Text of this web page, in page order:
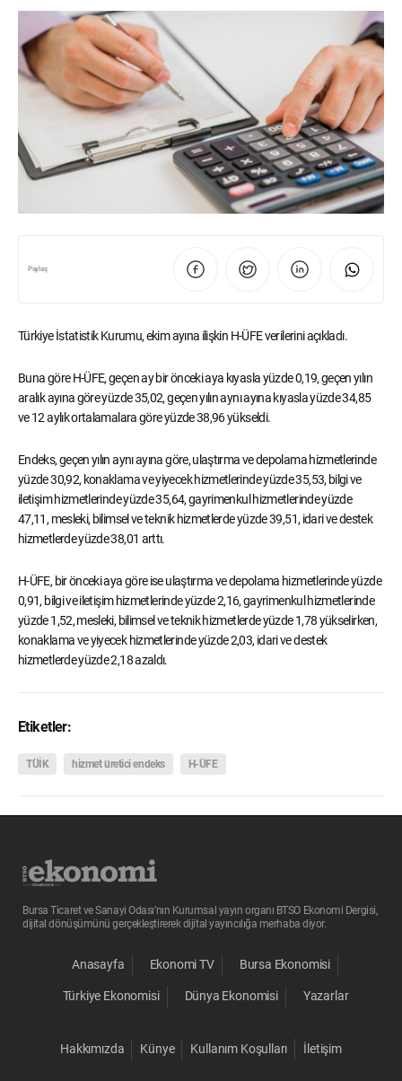
Paylaş
Türkiye İstatistik Kurumu, ekim ayına ilişkin H-ÜFE verilerini açıkladı.
Buna göre H-ÜFE, geçen ay bir önceki aya kıyasla yüzde 0,19, geçen yılın
aralık ayına göre yüzde 35,02, geçen yılın aynı ayına kıyasla yüzde 34,85
ve 12 aylık ortalamalara göre yüzde 38,96 yükseldi.
Endeks, geçen yılın aynı ayına göre, ulaştırma ve depolama hizmetlerinde
yüzde 30,92, konaklama ve yiyecek hizmetlerinde yüzde 35,53, bilgi ve
iletişim hizmetlerinde yüzde 35,64, gayrimenkul hizmetlerinde yüzde
47,11, mesleki, bilimsel ve teknik hizmetlerde yüzde 39,51, idari ve destek
hizmetlerde yüzde 38,01 arttı.
H-ÜFE, bir önceki aya göre ise ulaştırma ve depolama hizmetlerinde yüzde
0,91, bilgi ve iletişim hizmetlerinde yüzde 2,16, gayrimenkul hizmetlerinde
yüzde 1,52, mesleki, bilimsel ve teknik hizmetlerde yüzde 1,78 yükselirken,
konaklama ve yiyecek hizmetlerinde yüzde 2,03, idari ve destek
hizmetlerde yüzde 2,18 azaldı.
Etiketler:
TÜİK hizmet üretici endeks H-ÜFE
Bursa Ticaret ve Sanayi Odası’nın Kurumsal yayın organı BTSO Ekonomi Dergisi,
dijital dönüşümünü gerçekleştirerek dijital yayıncılığa merhaba diyor.
Anasayfa Ekonomi TV Bursa Ekonomisi
Türkiye Ekonomisi Dünya Ekonomisi Yazarlar
Hakkımızda Künye Kullanım Koşulları İletişim